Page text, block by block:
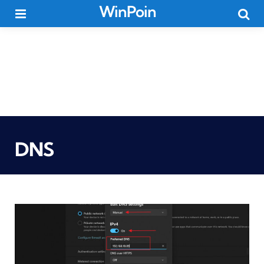
WinPoin
DNS